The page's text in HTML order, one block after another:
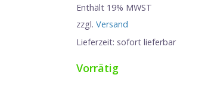
Enthält 19% MWST
zzgl.Versand
Lieferzeit: sofort lieferbar
Vorrätig